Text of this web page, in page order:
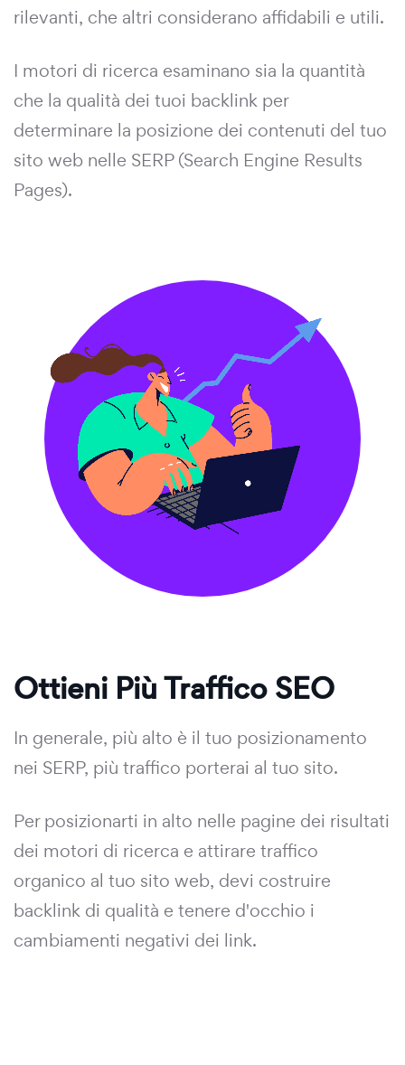
rilevanti, che altri considerano affidabili e utili.
I motori di ricerca esaminano sia la quantità
che la qualità dei tuoi backlink per
determinare la posizione dei contenuti del tuo
sito web nelle SERP (Search Engine Results
Pages).
Ottieni Più Traffico SEO
In generale, più alto è il tuo posizionamento
nei SERP, più traffico porterai al tuo sito.
Per posizionarti in alto nelle pagine dei risultati
dei motori di ricerca e attirare traffico
organico al tuo sito web, devi costruire
backlink di qualità e tenere d'occhio i
cambiamenti negativi dei link.